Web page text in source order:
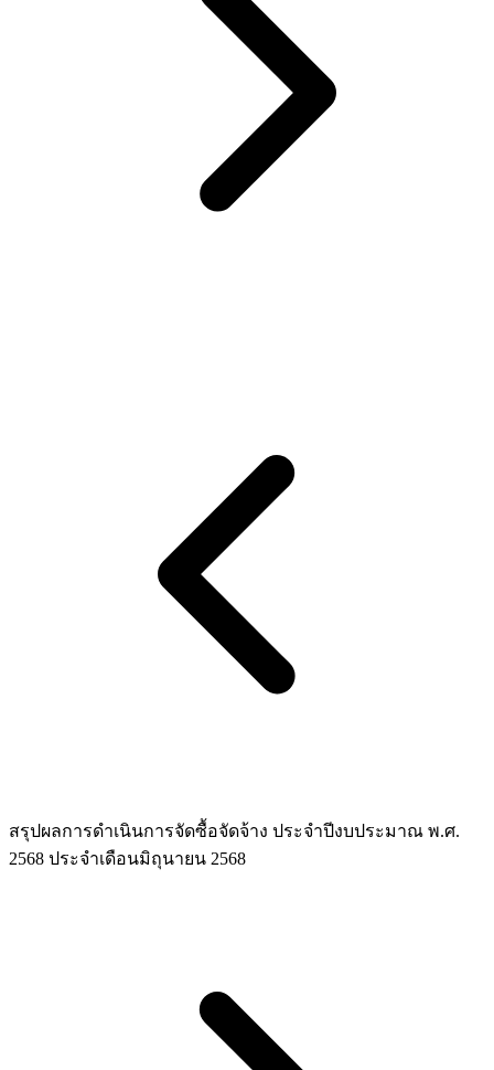
สรุปผลการดำเนินการจัดซื้อจัดจ้าง ประจำปีงบประมาณ พ.ศ.
2568 ประจำเดือนมิถุนายน 2568